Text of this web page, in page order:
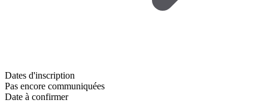
Dates d'inscription
Pas encore communiquées
Date à confirmer